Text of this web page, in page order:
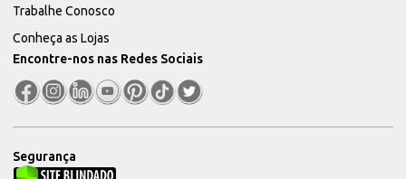
Trabalhe Conosco
Conheça as Lojas
Encontre-nos nas Redes Sociais
Segurança